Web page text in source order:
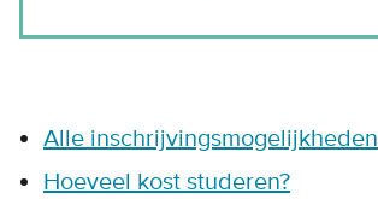
Alle inschrijvingsmogelijkheden
Hoeveel kost studeren?